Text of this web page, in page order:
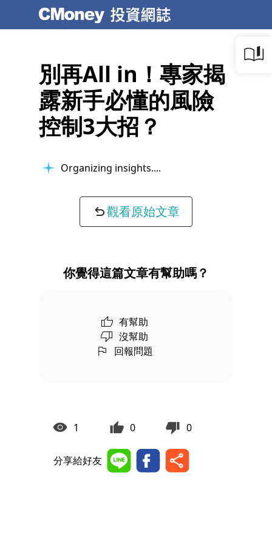
別再All in！專家揭
露新手必懂的風險
控制3大招？
Organizing insights...
觀看原始文章
你覺得這篇文章有幫助嗎？
有幫助
沒幫助
回報問題
1 0 0
分享給好友